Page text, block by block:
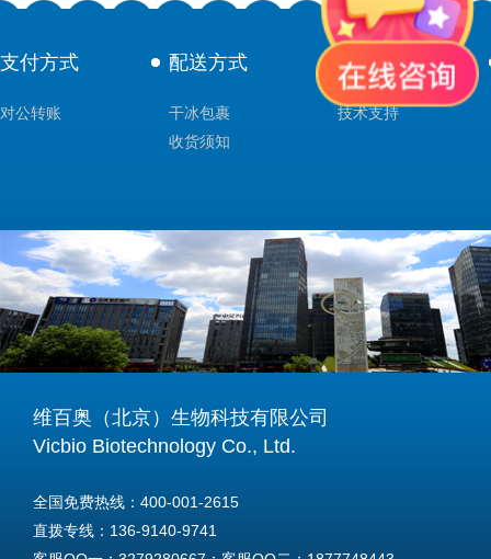
Abbexa AbD Serotec
支付方式
对公转账
配送方式
干冰包裹
收货须知
售后服务
技术支持
维百奥（北京）生物科技有限公司
Vicbio Biotechnology Co., Ltd.
全国免费热线：400-001-2615
直拨专线：136-9140-9741